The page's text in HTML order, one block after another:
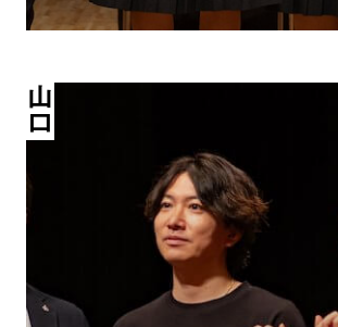
山口